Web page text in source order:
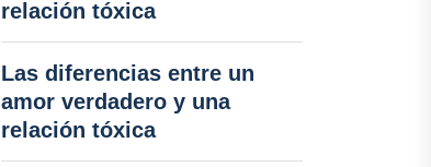
relación tóxica
Las diferencias entre un
amor verdadero y una
relación tóxica